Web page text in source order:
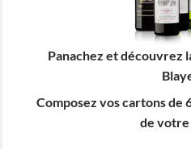
Panachez et découvrez
Composez vos cartons de
de